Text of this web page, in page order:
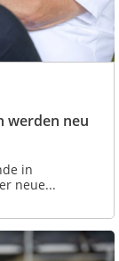
werden neu
in
neue...